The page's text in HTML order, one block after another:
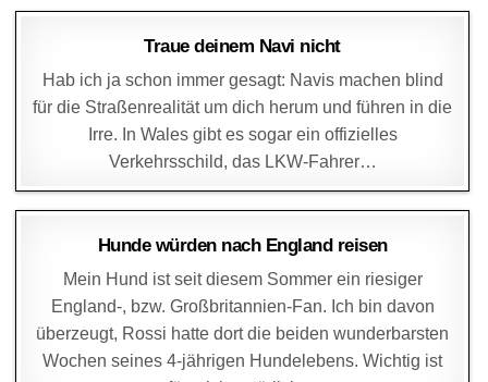
DAGMAR 2. AUGUST 2014
Traue deinem Navi nicht
Hab ich ja schon immer gesagt: Navis machen blind
für die Straßenrealität um dich herum und führen in die
Irre. In Wales gibt es sogar ein offizielles
Verkehrsschild, das LKW-Fahrer…
DAGMAR 15. JULI 2014
Hunde würden nach England reisen
Mein Hund ist seit diesem Sommer ein riesiger
England-, bzw. Großbritannien-Fan. Ich bin davon
überzeugt, Rossi hatte dort die beiden wunderbarsten
Wochen seines 4-jährigen Hundelebens. Wichtig ist